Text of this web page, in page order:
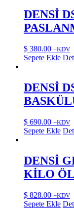
DENSİ
$ 380.00 +KDV
Sepete Ekle
DENSİ
$ 690.00 +KDV
Sepete Ekle
DENSİ
KİLO
$ 828.00 +KDV
Sepete Ekle